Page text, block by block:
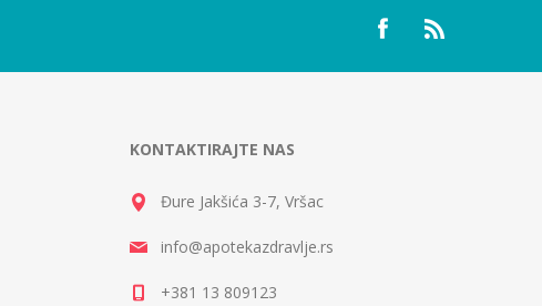
KONTAKTIRAJTE NAS
Đure Jakšića 3-7, Vršac
info@apotekazdravlje.rs
+381 13 809123